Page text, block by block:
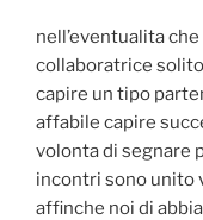
nell’eventualita
collaboratrice
capire un tipo
affabile capire
volonta di segnare
incontri sono unito
affinche noi di